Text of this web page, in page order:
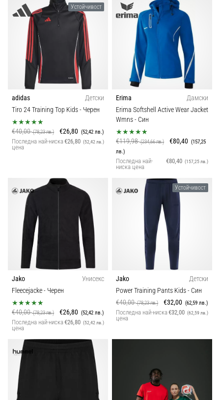
Устойчивост
adidas
Детски
Tiro 24 Training Top Kids- Черен
€40,00(78,23 лв.) €26,80 (52,42 лв.)
Последна най-ниска
цена
€26,80 (52,42 лв.)
Erima
Дамски
Erima Softshell Active Wear Jacket
Wmns- Син
€119,98(234,66 лв.) €80,40 (157,25
лв.)
Последна най-
ниска цена
€80,40 (157,25 лв.)
Jako
Унисекс
Fleecejacke- Черен
€40,00(78,23 лв.) €26,80 (52,42 лв.)
Последна най-ниска
цена
€26,80 (52,42 лв.)
Устойчивост
Jako
Детски
Power Training Pants Kids- Син
€40,00(78,23 лв.) €32,00 (62,59 лв.)
Последна най-ниска
цена
€32,00 (62,59 лв.)